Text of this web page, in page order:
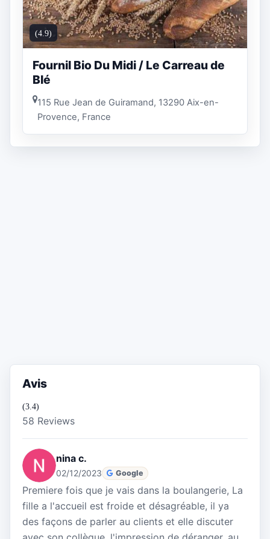
(4.9)
Fournil Bio Du Midi / Le Carreau de
Blé
115 Rue Jean de Guiramand, 13290 Aix-en-
Provence, France
Avis
(3.4)
58 Reviews
nina c.
02/12/2023 Google
Premiere fois que je vais dans la boulangerie, La
fille a l'accueil est froide et désagréable, il ya
des façons de parler au clients et elle discuter